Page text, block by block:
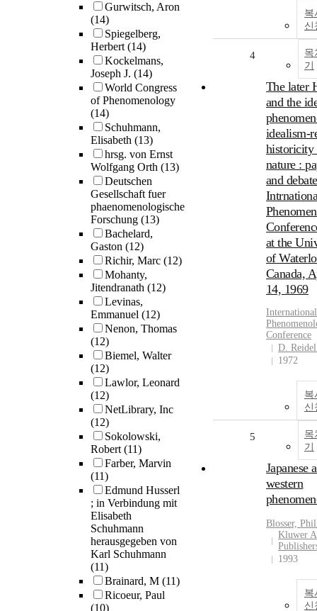
Gurwitsch, Aron
(14)
Spiegelberg,
Herbert(14)
Kockelmans,
Joseph J. (14)
World Congress
of Phenomenology
(14)
Schuhmann,
Elisabeth (13)
hrsg. von Ernst
Wolfgang Orth (13)
Deutschen
Gesellschaft fuer
phaenomenologische
Forschung (13)
Bachelard,
Gaston (12)
Richir, Marc (12)
Mohanty,
Jitendranath (12)
Levinas,
Emmanuel (12)
Nenon, Thomas
(12)
Biemel, Walter
(12)
Lawlor, Leonard
(12)
NetLibrary, Inc
(12)
Sokolowski,
Robert(11)
Farber, Marvin
(11)
Edmund Husserl
; in Verbindung mit
Elisabeth
Schuhmann
herausgegeben von
Karl Schuhmann
(11)
Brainard, M (11)
Ricoeur, Paul
(10)
복
신
목
기
4
The later
and the
idealism-
historicity
nature :
and
at the
of
Canada,
14, 1969
International
Conference
D.
1972
복
신
목
기
5
Japanese
western
Blosser,
Kluwer
1993
복
신